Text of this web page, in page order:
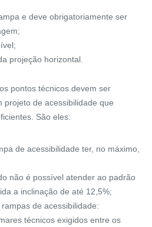
e deve obrigatoriamente ser
projeção horizontal.
pontos técnicos devem ser
projeto de acessibilidade que
São eles:
de acessibilidade ter, no máximo,
não é possível atender ao padrão
a inclinação de até 12,5%;
de acessibilidade:
técnicos exigidos entre os